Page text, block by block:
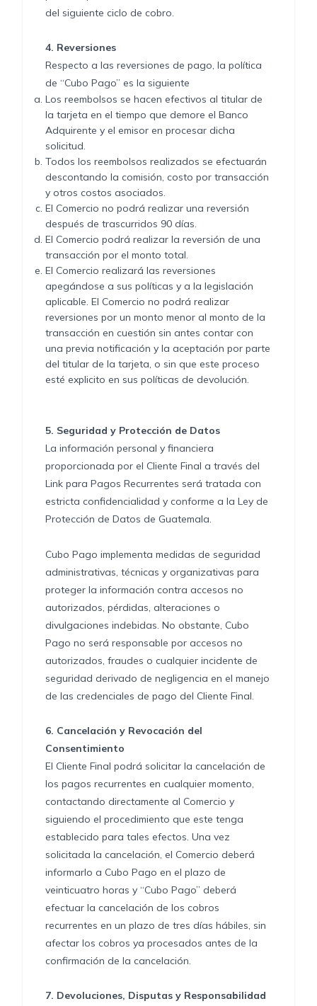
del siguiente ciclo de cobro.
4. Reversiones
Respecto a las reversiones de pago, la política
de “Cubo Pago” es la siguiente
Los reembolsos se hacen efectivos al titular de
la tarjeta en el tiempo que demore el Banco
Adquirente y el emisor en procesar dicha
solicitud.
Todos los reembolsos realizados se efectuarán
descontando la comisión, costo por transacción
y otros costos asociados.
El Comercio no podrá realizar una reversión
después de trascurridos 90 días.
El Comercio podrá realizar la reversión de una
transacción por el monto total.
El Comercio realizará las reversiones
apegándose a sus políticas y a la legislación
aplicable. El Comercio no podrá realizar
reversiones por un monto menor al monto de la
transacción en cuestión sin antes contar con
una previa notificación y la aceptación por parte
del titular de la tarjeta, o sin que este proceso
esté explicito en sus políticas de devolución.
5. Seguridad y Protección de Datos
La información personal y financiera
proporcionada por el Cliente Final a través del
Link para Pagos Recurrentes será tratada con
estricta confidencialidad y conforme a la Ley de
Protección de Datos de Guatemala.
Cubo Pago implementa medidas de seguridad
administrativas, técnicas y organizativas para
proteger la información contra accesos no
autorizados, pérdidas, alteraciones o
divulgaciones indebidas. No obstante, Cubo
Pago no será responsable por accesos no
autorizados, fraudes o cualquier incidente de
seguridad derivado de negligencia en el manejo
de las credenciales de pago del Cliente Final.
6. Cancelación y Revocación del
Consentimiento
El Cliente Final podrá solicitar la cancelación de
los pagos recurrentes en cualquier momento,
contactando directamente al Comercio y
siguiendo el procedimiento que este tenga
establecido para tales efectos. Una vez
solicitada la cancelación, el Comercio deberá
informarlo a Cubo Pago en el plazo de
veinticuatro horas y “Cubo Pago” deberá
efectuar la cancelación de los cobros
recurrentes en un plazo de tres días hábiles, sin
afectar los cobros ya procesados antes de la
confirmación de la cancelación.
7. Devoluciones, Disputas y Responsabilidad